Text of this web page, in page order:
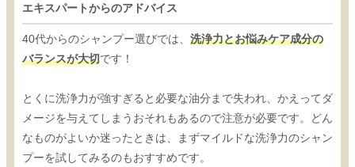
エキスパートからのアドバイス
40代からのシャンプー選びでは、 洗浄力とお悩みケア成分の
バランスが大切です！
とくに洗浄力が強すぎると必要な油分まで失われ、かえってダ
メージを与えてしまうおそれもあるので注意が必要です。どん
なものがよいか迷ったときは、まずマイルドな洗浄力のシャン
プーを試してみるのもおすすめです。